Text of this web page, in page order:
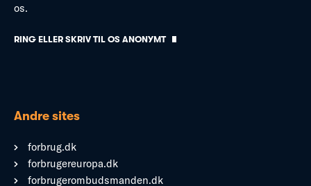
os.
RING ELLER SKRIV TIL OS ANONYMT
Andre sites
forbrug.dk
forbrugereuropa.dk
forbrugerombudsmanden.dk